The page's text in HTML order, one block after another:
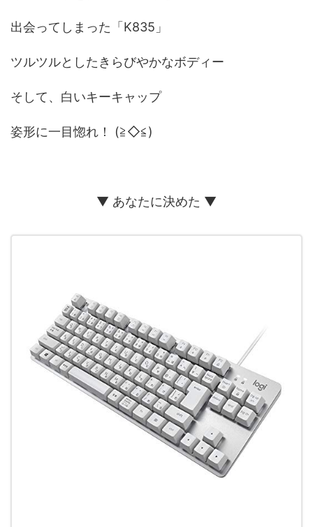
出会ってしまった「K835」
ツルツルとしたきらびやかなボディー
そして、白いキーキャップ
姿形に一目惚れ！ (≧◇≦)
▼ あなたに決めた ▼